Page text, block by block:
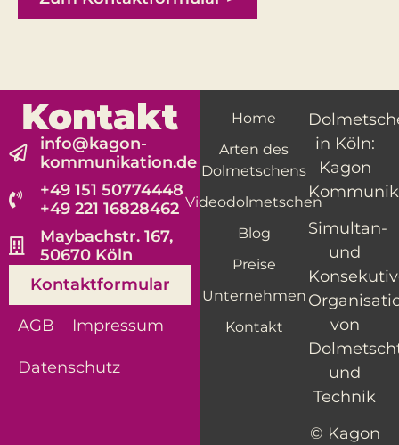
Kontakt
info@kagon-
kommunikation.de
+49 151 50774448
+49 221 16828462
Maybachstr. 167,
50670 Köln
Kontaktformular
AGB Impressum
Datenschutz
Home
Arten des
Dolmetschens
Videodolmetschen
Blog
Preise
Unternehmen
Kontakt
in Köln:
Kagon
Simultan-
und
von
und
Technik
© Kagon